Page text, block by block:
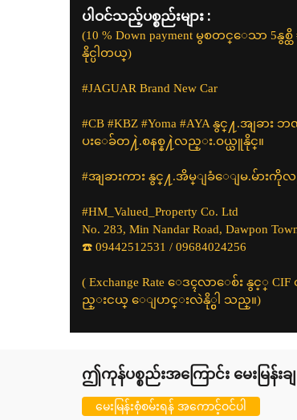
ပါဝင်သည့်ပစ္စည်းများ :
(10​ % Down payment မွစတင္ေသာ 5
နိုင္ပါတယ္)
#JAGUAR Brand New Car
#CB #KBZ #Yoma #AYA နွင္႔.အျခ
ပးေခ်တ႔ဲ.စနစ္န႔ဲလည္း.ဝယ္ယူနိုင္။
#အျခား​ကား​ နွင္႔.​အိမ္ျခံေျမ.မ်ား
#HM_Valued_Property Co. Ltd
No. 283, Min Nandar Road, Dawpon
☎️ 09442512531 / 09684024256
( Exchange Rate ေဒၚလာေစ်း နွင့္
ည္းငယ္ ေျပာင္းလဲနို္င္ပါ သည္။)
ဤကုန်ပစ္စည်းအကြောင်း မေးမြန်းခ
မေးမြန်းစုံစမ်းရန် အကောင့်ဝင်ပါ